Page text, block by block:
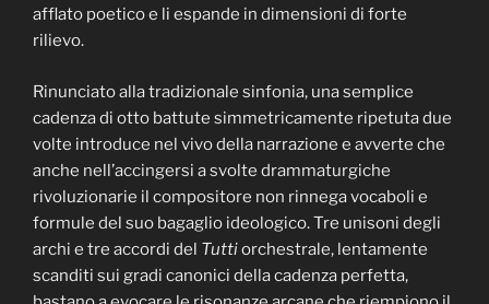
afflato poetico e li espande in dimensioni di forte
rilievo.
Rinunciato alla tradizionale sinfonia, una semplice
cadenza di otto battute simmetricamente ripetuta due
volte introduce nel vivo della narrazione e avverte che
anche nell’accingersi a svolte drammaturgiche
rivoluzionarie il compositore non rinnega vocaboli e
formule del suo bagaglio ideologico. Tre unisoni degli
archi e tre accordi del Tuttiorchestrale, lentamente
scanditi sui gradi canonici della cadenza perfetta,